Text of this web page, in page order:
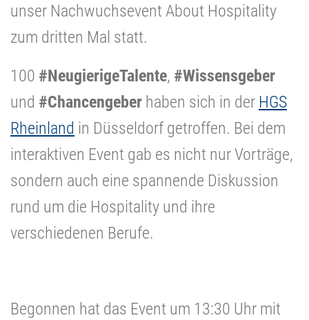
unser Nachwuchsevent About Hospitality
zum dritten Mal statt.
100 #NeugierigeTalente, #Wissensgeber
und #Chancengeber haben sich in der HGS
Rheinland in Düsseldorf getroffen. Bei dem
interaktiven Event gab es nicht nur Vorträge,
sondern auch eine spannende Diskussion
rund um die Hospitality und ihre
verschiedenen Berufe.
Begonnen hat das Event um 13:30 Uhr mit